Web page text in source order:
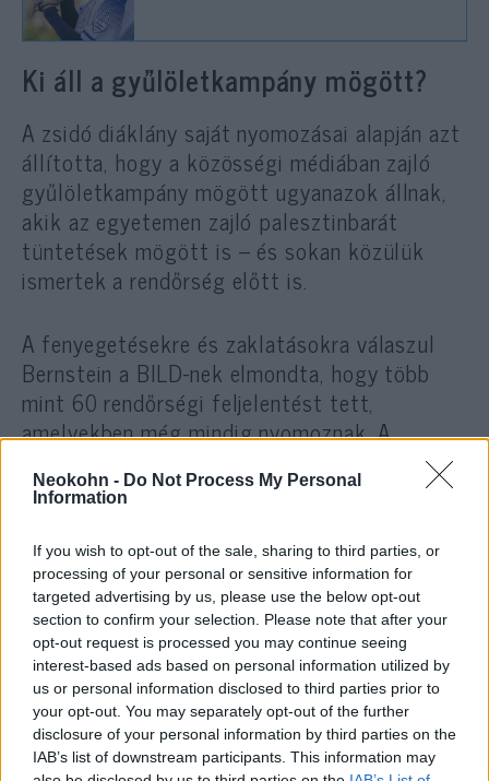
Neokohn - Do Not Process My Personal
Information
If you wish to opt-out of the sale, sharing to third parties, or
processing of your personal or sensitive information for
targeted advertising by us, please use the below opt-out
section to confirm your selection. Please note that after your
opt-out request is processed you may continue seeing
interest-based ads based on personal information utilized by
us or personal information disclosed to third parties prior to
your opt-out. You may separately opt-out of the further
disclosure of your personal information by third parties on the
IAB’s list of downstream participants. This information may
Ki áll a gyűlöletkampány mögött?
A zsidó diáklány saját nyomozásai alapján azt
állította, hogy a közösségi médiában zajló
gyűlöletkampány mögött ugyanazok állnak,
akik az egyetemen zajló palesztinbarát
tüntetések mögött is – és sokan közülük
ismertek a rendőrség előtt is.
A fenyegetésekre és zaklatásokra válaszul
Bernstein a BILD-nek elmondta, hogy több
mint 60 rendőrségi feljelentést tett,
amelyekben még mindig nyomoznak. A
hatóságokkal való kapcsolattartása ellenére
állítása szerint csak 300 eurós bírságot
egy férfit, aki egy videóhívás során
fegyverrel fenyegette meg.
„Ez egy olyan fenyegető helyzet,
amely meghatározza a
mindennapi életét”